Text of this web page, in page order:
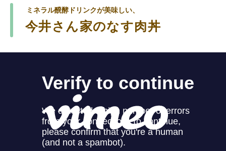
ミネラル醗酵ドリンクが美味しい、
今井さん家のなす肉丼